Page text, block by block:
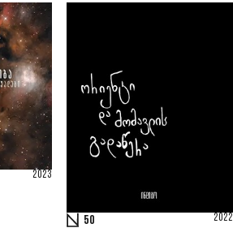
2023
50 2022